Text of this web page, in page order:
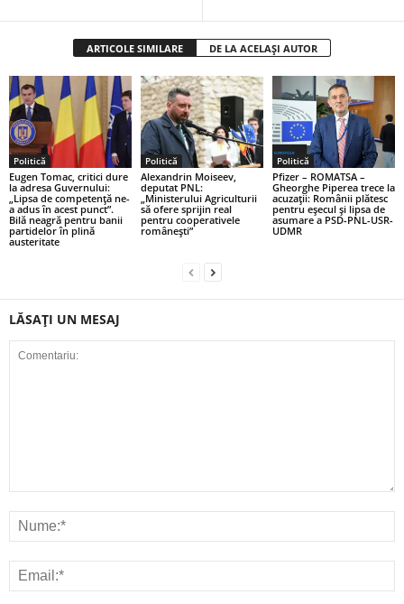
ARTICOLE SIMILARE DE LA ACELAȘI AUTOR
Politică
Eugen Tomac, critici dure
la adresa Guvernului:
„Lipsa de competență ne-
a adus în acest punct”.
Bilă neagră pentru banii
partidelor în plină
austeritate
Politică
Alexandrin Moiseev,
deputat PNL:
„Ministerului Agriculturii
să ofere sprijin real
pentru cooperativele
românești”
Politică
Pfizer – ROMATSA –
Gheorghe Piperea trece la
acuzații: Românii plătesc
pentru eşecul şi lipsa de
asumare a PSD-PNL-USR-
UDMR
LĂSAȚI UN MESAJ